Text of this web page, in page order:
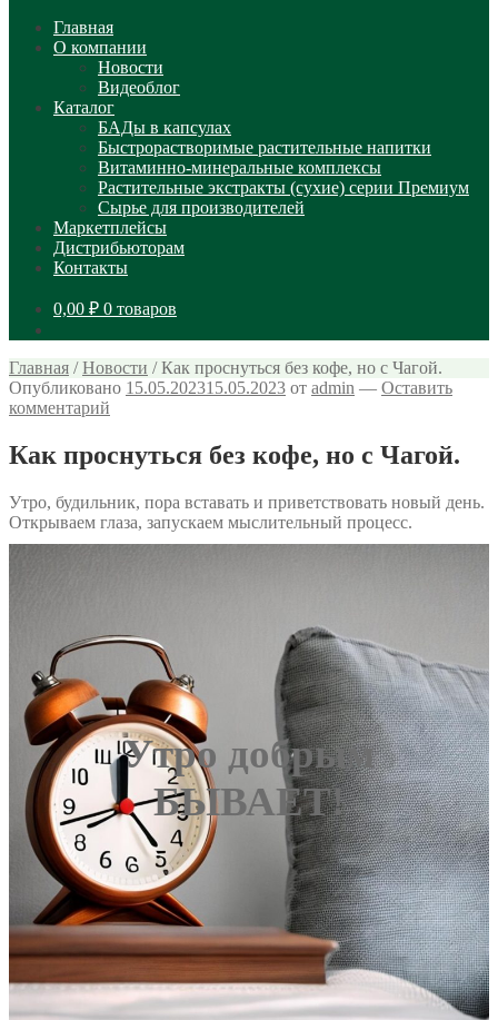
Главная
О компании
Новости
Видеоблог
Каталог
БАДы в капсулах
Быстрорастворимые растительные напитки
Витаминно-минеральные комплексы
Растительные экстракты (сухие) серии Премиум
Сырье для производителей
Маркетплейсы
Дистрибьюторам
Контакты
0,00 ₽ 0 товаров
Главная /Новости /Как проснуться без кофе, но с Чагой.
Опубликовано 15.05.202315.05.2023 от admin — Оставить
комментарий
Как проснуться без кофе, но с Чагой.
Утро, будильник, пора вставать и приветствовать новый день.
Открываем глаза, запускаем мыслительный процесс.
Утро добрым
БЫВАЕТ!